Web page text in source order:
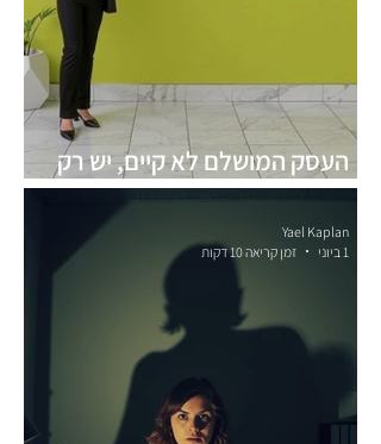
העסק המושלם לא קיים, יש רק
העסק שמתאים לך
Yael Kaplan
1 ביוני
זמן קריאה 10 דקות